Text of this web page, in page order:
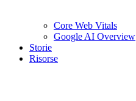
Core Web Vitals
Google AI Overview
Storie
Risorse